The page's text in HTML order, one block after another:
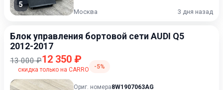
5
Москва 3 дня назад
Блок управления бортовой сети AUDI Q5
2012-2017
13 000 ₽12 350 ₽
скидка только на CARRO -5%
Ориг. номера8W1907063AG